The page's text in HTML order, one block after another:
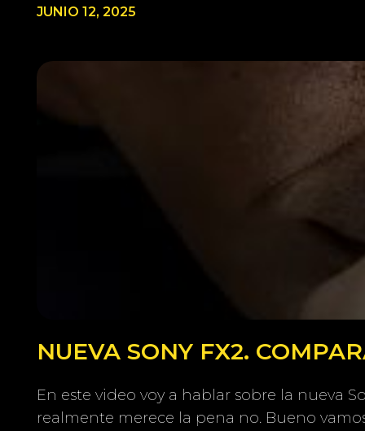
JUNIO 12, 2025
NUEVA SONY FX2.
En este video voy a hablar sobre la nueva
realmente merece la pena no. Bueno